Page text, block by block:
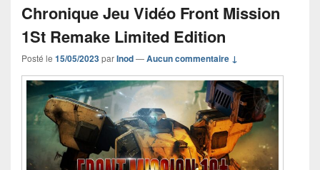
Chronique Jeu Vidéo Front Mission
1St Remake Limited Edition
Posté le 15/05/2023parInod—Aucun commentaire ↓